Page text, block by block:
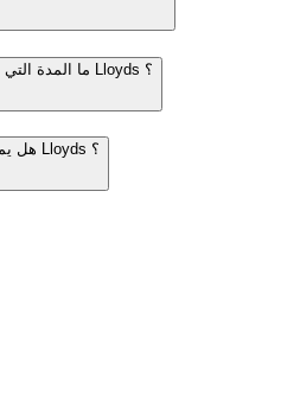
ما المدة التي يستغرقها التحويل الدولي للأموال مع Lloyds ؟
هل يمكنني إرسال تحويلات كبيرة من خلال Lloyds ؟